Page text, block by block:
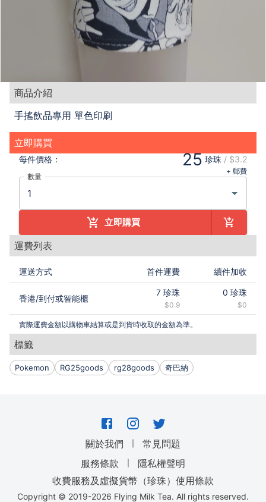
商品介紹
手搖飲品專用 單色印刷
立即購買
每件價格： 25 珍珠 / $3.2
+ 郵費
數量
立即購買
運費列表
運送方式 首件運費 續件加收
香港/到付或智能櫃
7 珍珠
$0.9
0 珍珠
$0
實際運費金額以購物車結算或是到貨時收取的金額為準。
標籤
Pokemon RG25goods rg28goods 奇巴納
關於我們 ｜
常見問題
服務條款
｜
隱私權聲明
收費服務及虛擬貨幣（珍珠）使用條款
Copyright © 2019-2026 Flying Milk Tea. All rights reserved.